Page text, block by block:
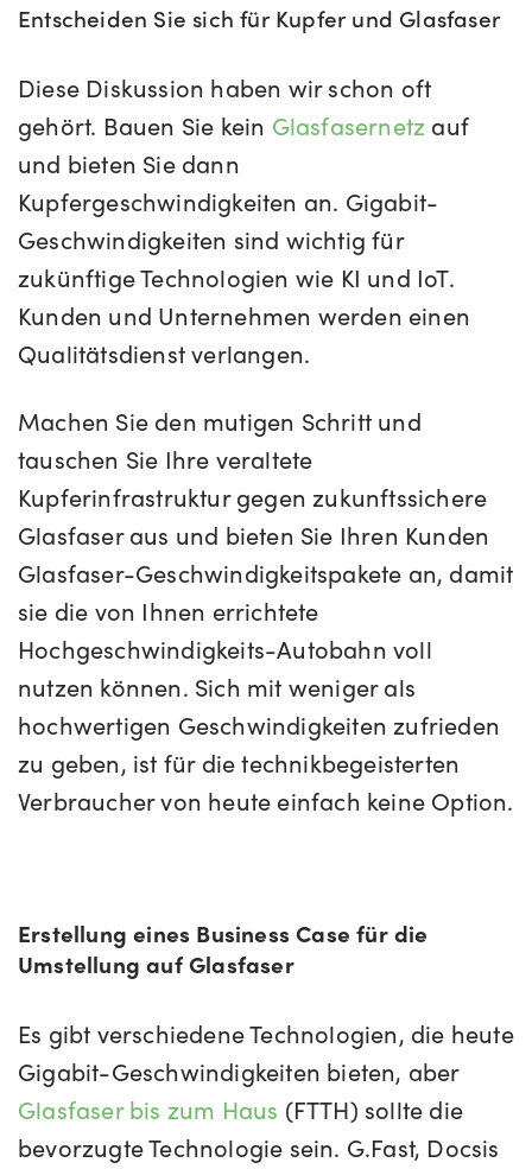
Entscheiden Sie sich für Kupfer und Glasfaser
Diese Diskussion haben wir schon oft
gehört. Bauen Sie kein Glasfasernetz auf
und bieten Sie dann
Kupfergeschwindigkeiten an. Gigabit-
Geschwindigkeiten sind wichtig für
zukünftige Technologien wie KI und IoT.
Kunden und Unternehmen werden einen
Qualitätsdienst verlangen.
Machen Sie den mutigen Schritt und
tauschen Sie Ihre veraltete
Kupferinfrastruktur gegen zukunftssichere
Glasfaser aus und bieten Sie Ihren Kunden
Glasfaser-Geschwindigkeitspakete an, damit
sie die von Ihnen errichtete
Hochgeschwindigkeits-Autobahn voll
nutzen können. Sich mit weniger als
hochwertigen Geschwindigkeiten zufrieden
zu geben, ist für die technikbegeisterten
Verbraucher von heute einfach keine Option.
Erstellung eines Business Case für die
Umstellung auf Glasfaser
Es gibt verschiedene Technologien, die heute
Gigabit-Geschwindigkeiten bieten, aber
Glasfaser bis zum Haus (FTTH) sollte die
bevorzugte Technologie sein. G.Fast, Docsis